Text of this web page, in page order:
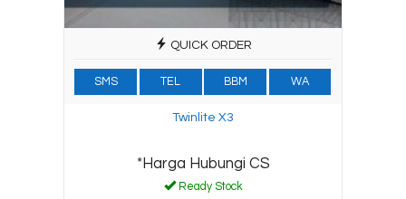
QUICK ORDER
SMS TEL BBM WA
Twinlite X3
*Harga Hubungi CS
Ready Stock